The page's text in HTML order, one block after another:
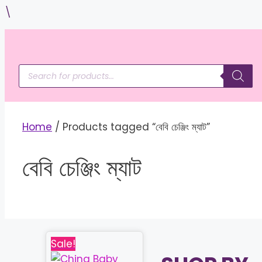
\
to
Products
search
Home / Products tagged “বেবি চেঞ্জিং ম্যাট”
বেবি চেঞ্জিং ম্যাট
Sale!